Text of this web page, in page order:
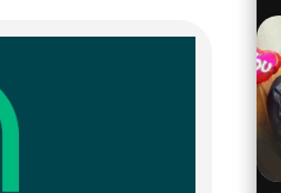
Côte d'Ivoire : Ouattara
promet des sanctions contre